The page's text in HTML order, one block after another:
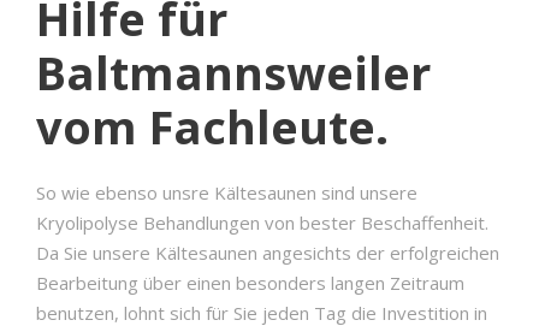
Hilfe für
Baltmannsweiler
vom Fachleute.
So wie ebenso unsre Kältesaunen sind unsere
Kryolipolyse Behandlungen von bester Beschaffenheit.
Da Sie unsere Kältesaunen angesichts der erfolgreichen
Bearbeitung über einen besonders langen Zeitraum
benutzen, lohnt sich für Sie jeden Tag die Investition in